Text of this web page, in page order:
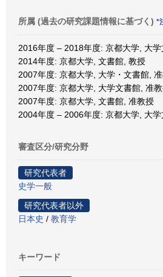
所属 (過去の研究課題情報に基づく) *
2016年度 – 2018年度: 京都大学, 大
2014年度: 京都大学, 文書館, 教授
2007年度: 京都大学, 大学・文書館,
2007年度: 京都大学, 大学文書館, 准
2007年度: 京都大学, 文書館, 准教授
2004年度 – 2006年度: 京都大学, 大
審査区分/研究分野
研究代表者
史学一般
研究代表者以外
日本史 / 教育学
キーワード